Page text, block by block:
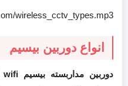
wireless_cctv_types.mp3
انواع دوربین بیسیم
دوربین مداربسته بیسیم wifi